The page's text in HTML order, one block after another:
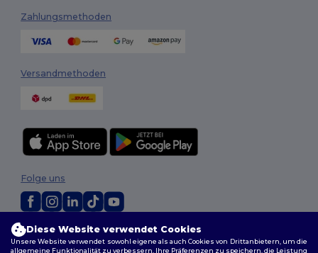
Zahlungsmethoden
Versandmethoden
2026. Alle Rechte vorbehalten
Allgemeine Geschäftsbedingungen |Personalisierungsrichtlinien|
Folge uns
Diese Website verwendet Cookies
Unsere Website verwendet sowohl eigene als auch Cookies von Drittanbietern, um die
allgemeine Funktionalität zu verbessern, Ihre Präferenzen zu speichern, die Leistung